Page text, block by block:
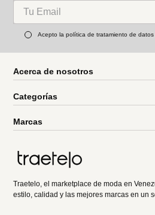
Acepto la política de tratamiento de
Acerca de nosotros
Categorías
Marcas
Traetelo, el marketplace de moda en
estilo, calidad y las mejores marcas en un